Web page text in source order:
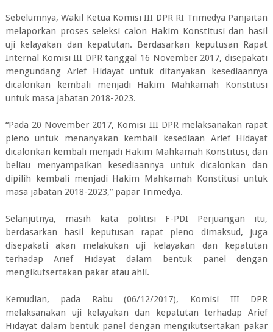
Sebelumnya, Wakil Ketua Komisi III DPR RI Trimedya Panjaitan
melaporkan proses seleksi calon Hakim Konstitusi dan hasil
uji kelayakan dan kepatutan. Berdasarkan keputusan Rapat
Internal Komisi III DPR tanggal 16 November 2017, disepakati
mengundang Arief Hidayat untuk ditanyakan kesediaannya
dicalonkan kembali menjadi Hakim Mahkamah Konstitusi
untuk masa jabatan 2018-2023.
“Pada 20 November 2017, Komisi III DPR melaksanakan rapat
pleno untuk menanyakan kembali kesediaan Arief Hidayat
dicalonkan kembali menjadi Hakim Mahkamah Konstitusi, dan
beliau menyampaikan kesediaannya untuk dicalonkan dan
dipilih kembali menjadi Hakim Mahkamah Konstitusi untuk
masa jabatan 2018-2023,” papar Trimedya.
Selanjutnya, masih kata politisi F-PDI Perjuangan itu,
berdasarkan hasil keputusan rapat pleno dimaksud, juga
disepakati akan melakukan uji kelayakan dan kepatutan
terhadap Arief Hidayat dalam bentuk panel dengan
mengikutsertakan pakar atau ahli.
Kemudian, pada Rabu (06/12/2017), Komisi III DPR
melaksanakan uji kelayakan dan kepatutan terhadap Arief
Hidayat dalam bentuk panel dengan mengikutsertakan pakar